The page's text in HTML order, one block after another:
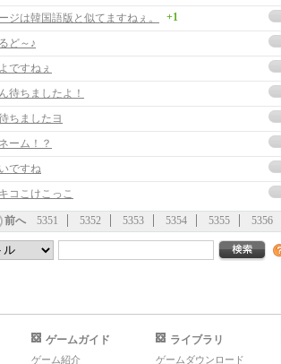
ジは韓国語版と似てますねぇ。
+1
ど～♪
ですねぇ
待ちましたよ！
ちましたヨ
ーム！？
ですね
コこけこっこ
前へ 5351 5352 5353 5354 5355 5356
ゲームガイド
ゲーム紹介
ライブラリ
ゲームダウンロード